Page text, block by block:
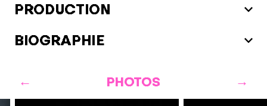
PRODUCTION
BIOGRAPHIE
PHOTOS